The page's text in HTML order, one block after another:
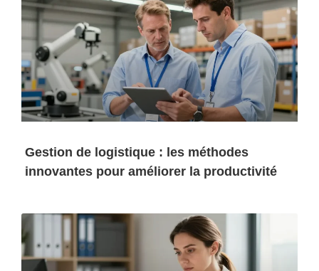
Gestion de logistique : les méthodes
innovantes pour améliorer la productivité